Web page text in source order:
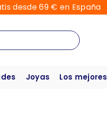
desde 69 € en España
Joyas Los mejores